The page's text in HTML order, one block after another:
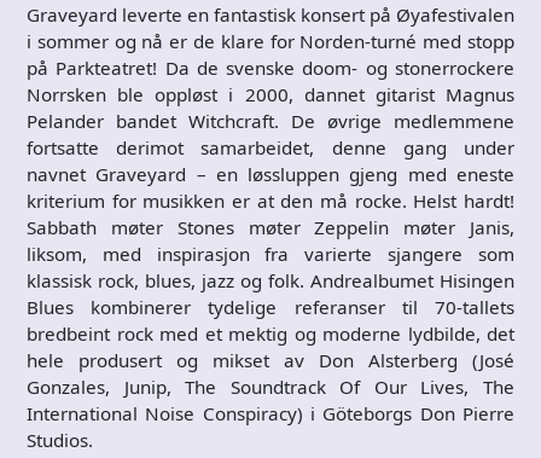
Graveyard leverte en fantastisk konsert på Øyafestivalen
i sommer og nå er de klare for Norden-turné med stopp
på Parkteatret! Da de svenske doom- og stonerrockere
Norrsken ble oppløst i 2000, dannet gitarist Magnus
Pelander bandet Witchcraft. De øvrige medlemmene
fortsatte derimot samarbeidet, denne gang under
navnet Graveyard – en løssluppen gjeng med eneste
kriterium for musikken er at den må rocke. Helst hardt!
Sabbath møter Stones møter Zeppelin møter Janis,
liksom, med inspirasjon fra varierte sjangere som
klassisk rock, blues, jazz og folk. Andrealbumet Hisingen
Blues kombinerer tydelige referanser til 70-tallets
bredbeint rock med et mektig og moderne lydbilde, det
hele produsert og mikset av Don Alsterberg (José
Gonzales, Junip, The Soundtrack Of Our Lives, The
International Noise Conspiracy) i Göteborgs Don Pierre
Studios.